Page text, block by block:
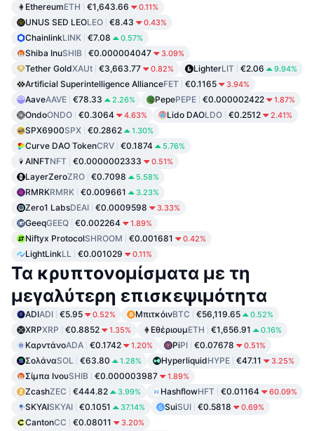
EthereumETH €1,643.66 0.11%
UNUS SED LEOLEO €8.43 0.43%
ChainlinkLINK €7.08 0.57%
Shiba InuSHIB €0.000004047 3.09%
Tether GoldXAUt €3,663.77 0.82% LighterLIT €2.06 9.94%
Artificial Superintelligence AllianceFET €0.1165 3.94%
AaveAAVE €78.33 2.26% PepePEPE €0.000002422 1.87%
OndoONDO €0.3064 4.63% Lido DAOLDO €0.2512 2.41%
SPX6900SPX €0.2862 1.30%
Curve DAO TokenCRV €0.1874 5.76%
AINFTNFT €0.0000002333 0.51%
LayerZeroZRO €0.7098 5.58%
RMRKRMRK €0.009661 3.23%
Zero1 LabsDEAI €0.0009598 3.33%
GeeqGEEQ €0.002264 1.89%
Niftyx ProtocolSHROOM €0.001681 0.42%
LightLinkLL €0.001029 0.11%
Τα κρυπτονομίσματα με τη
μεγαλύτερη επισκεψιμότητα
ADIADI €5.95 0.52% ΜπιτκόινBTC €56,119.65 0.52%
XRPXRP €0.8852 1.35% ΕθέριουμETH €1,656.91 0.16%
ΚαρντάνοADA €0.1742 1.20% PiPI €0.07678 0.51%
ΣολάναSOL €63.80 1.28% HyperliquidHYPE €47.11 3.25%
Σίμπα ΙνουSHIB €0.000003987 1.89%
ZcashZEC €444.82 3.99% HashflowHFT €0.01164 60.09%
SKYAISKYAI €0.1051 37.14% SuiSUI €0.5818 0.69%
CantonCC €0.08011 3.20%